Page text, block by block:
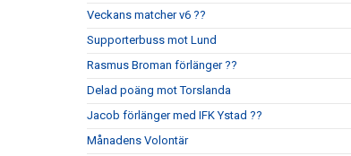
Veckans matcher v6 ??
Supporterbuss mot Lund
Rasmus Broman förlänger ??
Delad poäng mot Torslanda
Jacob förlänger med IFK Ystad ??
Månadens Volontär